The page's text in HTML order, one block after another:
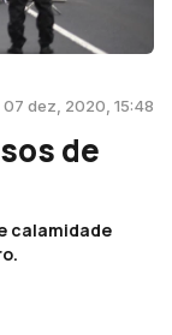
07 dez, 2020, 15:48
de
calamidade